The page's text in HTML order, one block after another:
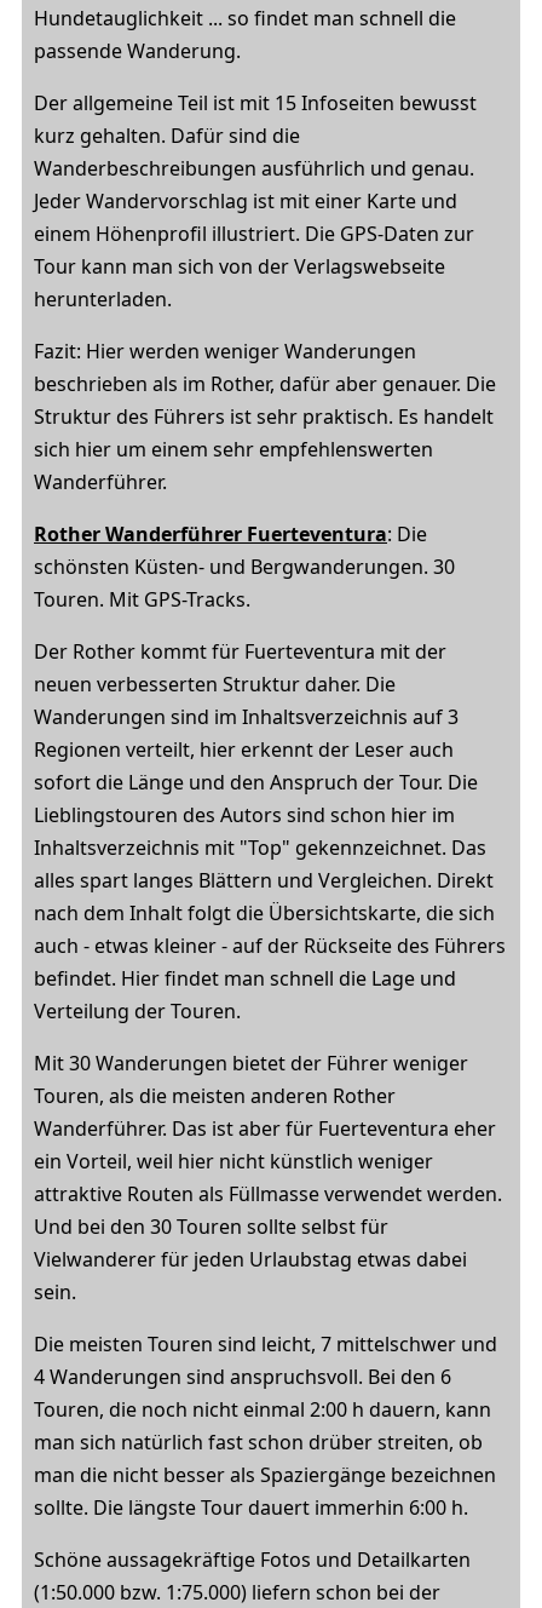
Hundetauglichkeit ... so findet man schnell die
passende Wanderung.
Der allgemeine Teil ist mit 15 Infoseiten bewusst
kurz gehalten. Dafür sind die
Wanderbeschreibungen ausführlich und genau.
Jeder Wandervorschlag ist mit einer Karte und
einem Höhenprofil illustriert. Die GPS-Daten zur
Tour kann man sich von der Verlagswebseite
herunterladen.
Fazit: Hier werden weniger Wanderungen
beschrieben als im Rother, dafür aber genauer. Die
Struktur des Führers ist sehr praktisch. Es handelt
sich hier um einem sehr empfehlenswerten
Wanderführer.
Rother Wanderführer Fuerteventura: Die
schönsten Küsten- und Bergwanderungen. 30
Touren. Mit GPS-Tracks.
Der Rother kommt für Fuerteventura mit der
neuen verbesserten Struktur daher. Die
Wanderungen sind im Inhaltsverzeichnis auf 3
Regionen verteilt, hier erkennt der Leser auch
sofort die Länge und den Anspruch der Tour. Die
Lieblingstouren des Autors sind schon hier im
Inhaltsverzeichnis mit "Top" gekennzeichnet. Das
alles spart langes Blättern und Vergleichen. Direkt
nach dem Inhalt folgt die Übersichtskarte, die sich
auch - etwas kleiner - auf der Rückseite des Führers
befindet. Hier findet man schnell die Lage und
Verteilung der Touren.
Mit 30 Wanderungen bietet der Führer weniger
Touren, als die meisten anderen Rother
Wanderführer. Das ist aber für Fuerteventura eher
ein Vorteil, weil hier nicht künstlich weniger
attraktive Routen als Füllmasse verwendet werden.
Und bei den 30 Touren sollte selbst für
Vielwanderer für jeden Urlaubstag etwas dabei
sein.
Die meisten Touren sind leicht, 7 mittelschwer und
4 Wanderungen sind anspruchsvoll. Bei den 6
Touren, die noch nicht einmal 2:00 h dauern, kann
man sich natürlich fast schon drüber streiten, ob
man die nicht besser als Spaziergänge bezeichnen
sollte. Die längste Tour dauert immerhin 6:00 h.
Schöne aussagekräftige Fotos und Detailkarten
(1:50.000 bzw. 1:75.000) liefern schon bei der